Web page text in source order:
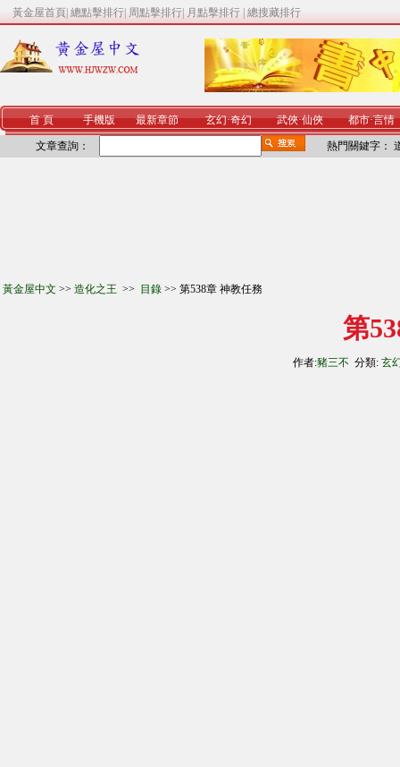
黃金屋首頁 總點擊排行 周點擊排行 月點擊排行 總搜藏排行
首 頁 手機版 最新章節 玄幻·奇幻 武俠·仙俠 都市·言情
文章查詢： 熱門關鍵字：
黃金屋中文 >> 造化之王 >> 目錄 >> 第538章 神教任務
第
作者:豬三不 分類: 玄